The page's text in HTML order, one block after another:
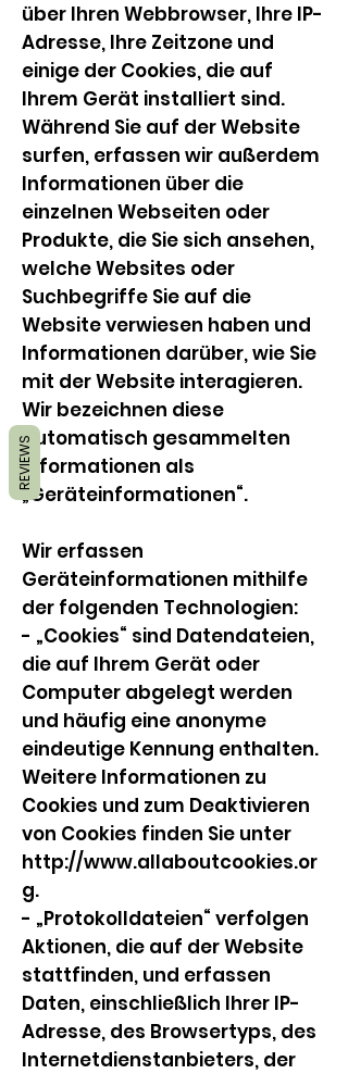
über Ihren Webbrowser, Ihre IP-
Adresse, Ihre Zeitzone und
einige der Cookies, die auf
Ihrem Gerät installiert sind.
Während Sie auf der Website
surfen, erfassen wir außerdem
Informationen über die
einzelnen Webseiten oder
Produkte, die Sie sich ansehen,
welche Websites oder
Suchbegriffe Sie auf die
Website verwiesen haben und
Informationen darüber, wie Sie
mit der Website interagieren.
Wir bezeichnen diese
automatisch gesammelten
Informationen als
„Geräteinformationen“.
Wir erfassen
Geräteinformationen mithilfe
der folgenden Technologien:
- „Cookies“ sind Datendateien,
die auf Ihrem Gerät oder
Computer abgelegt werden
und häufig eine anonyme
eindeutige Kennung enthalten.
Weitere Informationen zu
Cookies und zum Deaktivieren
von Cookies finden Sie unter
http://www.allaboutcookies.or
g.
- „Protokolldateien“ verfolgen
Aktionen, die auf der Website
stattfinden, und erfassen
Daten, einschließlich Ihrer IP-
Adresse, des Browsertyps, des
Internetdienstanbieters, der
REVIEWS